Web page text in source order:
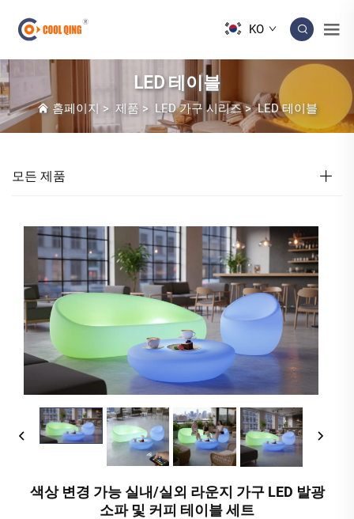
KO
LED 테이블
홈페이지 > 제품 > LED 가구 시리즈>LED 테이블
모든 제품
색상 변경 가능 실내/실외 라운지 가구 LED 발광
소파 및 커피 테이블 세트